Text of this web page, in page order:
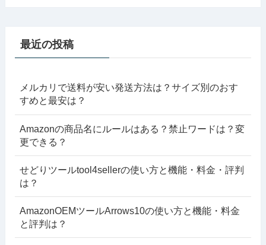
最近の投稿
メルカリで送料が安い発送方法は？サイズ別のおす
すめと最安は？
Amazonの商品名にルールはある？禁止ワードは？変
更できる？
せどりツールtool4sellerの使い方と機能・料金・評判
は？
AmazonOEMツールArrows10の使い方と機能・料金
と評判は？